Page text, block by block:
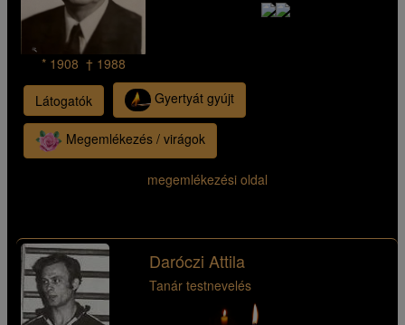
* 1908 † 1988
Látogatók Gyertyát gyújt
Megemlékezés / virágok
megemlékezési oldal
Daróczi Attila
Tanár testnevelés